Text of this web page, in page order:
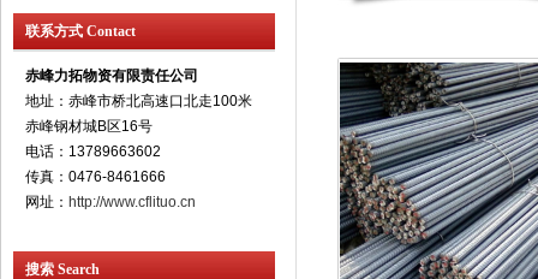
联系方式 Contact
赤峰力拓物资有限责任公司
地址：赤峰市桥北高速口北走100米
赤峰钢材城B区16号
电话：13789663602
传真：0476-8461666
网址： http://www.cflituo.cn
搜索 Search